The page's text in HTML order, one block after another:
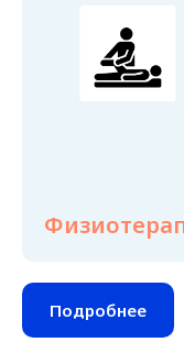
Подробнее